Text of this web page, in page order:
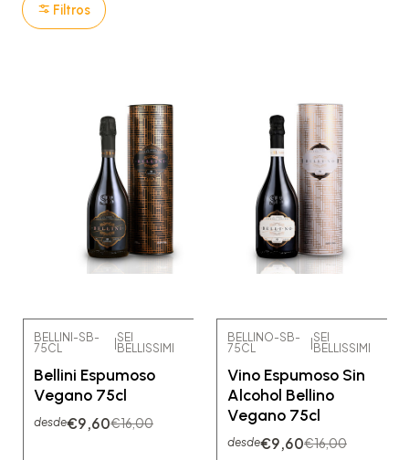
Filtros
-40% OFF
No disponible
BELLINI-SB-
75CL
|SEI
BELLISSIMI
Bellini Espumoso
Vegano 75cl
desde€9,60€16,00
-40% OFF
BELLINO-SB-
75CL
|SEI
BELLISSIMI
Vino Espumoso Sin
Alcohol Bellino
Vegano 75cl
desde€9,60€16,00